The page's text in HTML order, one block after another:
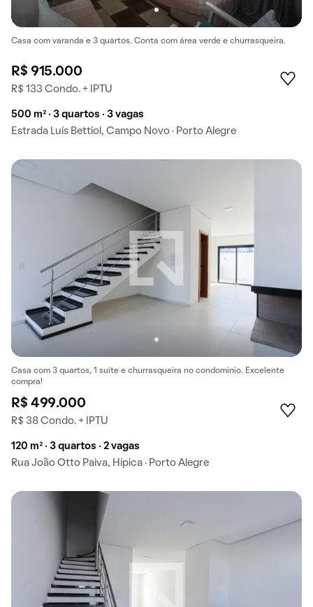
Casa com varanda e 3 quartos. Conta com área verde e churrasqueira.
R$ 915.000
R$ 133 Condo. + IPTU
500 m² · 3 quartos · 3 vagas
Estrada Luís Bettiol, Campo Novo · Porto Alegre
Casa com 3 quartos, 1 suíte e churrasqueira no condomínio. Excelente
compra!
R$ 499.000
R$ 38 Condo. + IPTU
120 m² · 3 quartos · 2 vagas
Rua João Otto Paiva, Hípica · Porto Alegre